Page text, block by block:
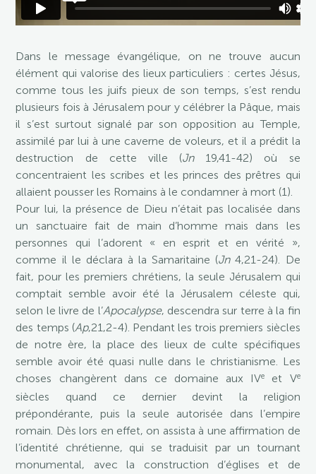
Dans le message évangélique, on ne trouve aucun
élément qui valorise des lieux particuliers : certes Jésus,
comme tous les juifs pieux de son temps, s’est rendu
plusieurs fois à Jérusalem pour y célébrer la Pâque, mais
il s’est surtout signalé par son opposition au Temple,
assimilé par lui à une caverne de voleurs, et il a prédit la
destruction de cette ville (Jn19,41-42) où se
concentraient les scribes et les princes des prêtres qui
allaient pousser les Romains à le condamner à mort (1).
Pour lui, la présence de Dieu n’était pas localisée dans
un sanctuaire fait de main d’homme mais dans les
personnes qui l’adorent « en esprit et en vérité »,
comme il le déclara à la Samaritaine (Jn4,21-24). De
fait, pour les premiers chrétiens, la seule Jérusalem qui
comptait semble avoir été la Jérusalem céleste qui,
selon le livre de l’Apocalypse, descendra sur terre à la fin
des temps (Ap,21,2-4). Pendant les trois premiers siècles
de notre ère, la place des lieux de culte spécifiques
semble avoir été quasi nulle dans le christianisme. Les
choses changèrent dans ce domaine aux IVe et Ve
siècles quand ce dernier devint la religion
prépondérante, puis la seule autorisée dans l’empire
romain. Dès lors en effet, on assista à une affirmation de
l’identité chrétienne, qui se traduisit par un tournant
monumental, avec la construction d’églises et de